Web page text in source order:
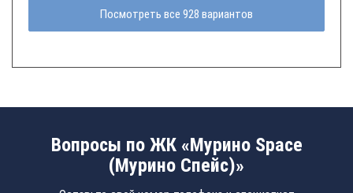
Посмотреть все 928 вариантов
Вопросы по ЖК «Мурино Space
(Мурино Спейс)»